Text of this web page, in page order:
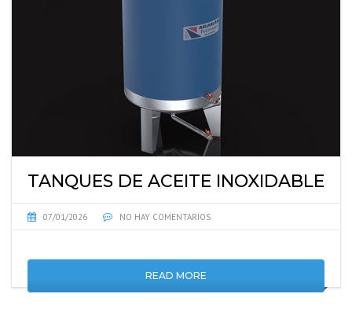
TANQUES DE ACEITE INOXIDABLE
07/01/2026 NO HAY COMENTARIOS
READ MORE